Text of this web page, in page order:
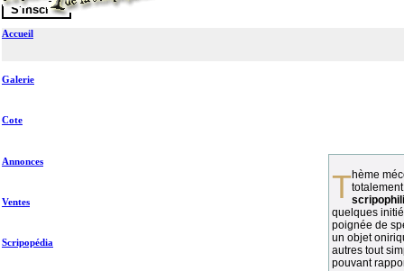
Accueil
Galerie
Cote
Annonces
Ventes
Scripopédia
Thème méconnu des collectionneurs et
quelques
poignée de
un objet
autres tout
pouvant